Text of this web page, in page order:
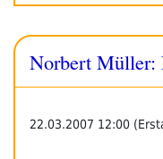
Norbert Müller:
22.03.2007 12:00